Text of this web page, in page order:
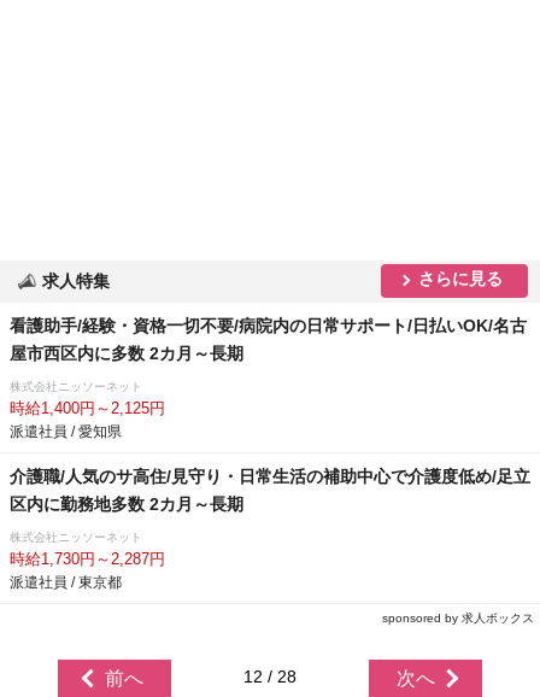
求人特集 さらに見る
看護助手/経験・資格一切不要/病院内の日常サポート/日払いOK/名古
屋市西区内に多数 2カ月～長期
株式会社ニッソーネット
時給1,400円～2,125円
派遣社員 / 愛知県
介護職/人気のサ高住/見守り・日常生活の補助中心で介護度低め/足立
区内に勤務地多数 2カ月～長期
株式会社ニッソーネット
時給1,730円～2,287円
派遣社員 / 東京都
sponsored by 求人ボックス
前へ 12 / 28 次へ